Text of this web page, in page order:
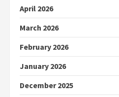
April 2026
March 2026
February 2026
January 2026
December 2025